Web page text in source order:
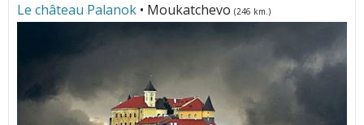
Le château Palanok • Moukatchevo (246 km.)